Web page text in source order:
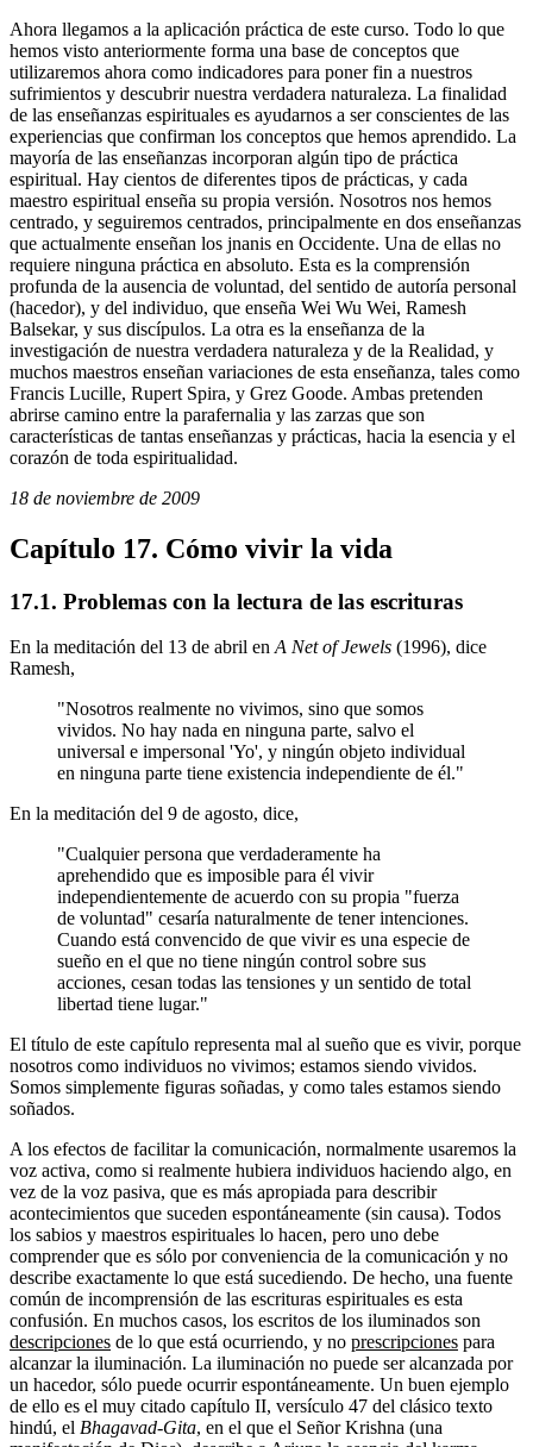
Ahora llegamos a la aplicación práctica de este curso. Todo lo que
hemos visto anteriormente forma una base de conceptos que
utilizaremos ahora como indicadores para poner fin a nuestros
sufrimientos y descubrir nuestra verdadera naturaleza. La finalidad
de las enseñanzas espirituales es ayudarnos a ser conscientes de las
experiencias que confirman los conceptos que hemos aprendido. La
mayoría de las enseñanzas incorporan algún tipo de práctica
espiritual. Hay cientos de diferentes tipos de prácticas, y cada
maestro espiritual enseña su propia versión. Nosotros nos hemos
centrado, y seguiremos centrados, principalmente en dos enseñanzas
que actualmente enseñan los jnanis en Occidente. Una de ellas no
requiere ninguna práctica en absoluto. Esta es la comprensión
profunda de la ausencia de voluntad, del sentido de autoría personal
(hacedor), y del individuo, que enseña Wei Wu Wei, Ramesh
Balsekar, y sus discípulos. La otra es la enseñanza de la
investigación de nuestra verdadera naturaleza y de la Realidad, y
muchos maestros enseñan variaciones de esta enseñanza, tales como
Francis Lucille, Rupert Spira, y Grez Goode. Ambas pretenden
abrirse camino entre la parafernalia y las zarzas que son
características de tantas enseñanzas y prácticas, hacia la esencia y el
corazón de toda espiritualidad.
18 de noviembre de 2009
Capítulo 17. Cómo vivir la vida
17.1. Problemas con la lectura de las escrituras
En la meditación del 13 de abril en A Net of Jewels (1996), dice
Ramesh,
"Nosotros realmente no vivimos, sino que somos
vividos. No hay nada en ninguna parte, salvo el
universal e impersonal 'Yo', y ningún objeto individual
en ninguna parte tiene existencia independiente de él."
En la meditación del 9 de agosto, dice,
"Cualquier persona que verdaderamente ha
aprehendido que es imposible para él vivir
independientemente de acuerdo con su propia "fuerza
de voluntad" cesaría naturalmente de tener intenciones.
Cuando está convencido de que vivir es una especie de
sueño en el que no tiene ningún control sobre sus
acciones, cesan todas las tensiones y un sentido de total
libertad tiene lugar."
El título de este capítulo representa mal al sueño que es vivir, porque
nosotros como individuos no vivimos; estamos siendo vividos.
Somos simplemente figuras soñadas, y como tales estamos siendo
soñados.
A los efectos de facilitar la comunicación, normalmente usaremos la
voz activa, como si realmente hubiera individuos haciendo algo, en
vez de la voz pasiva, que es más apropiada para describir
acontecimientos que suceden espontáneamente (sin causa). Todos
los sabios y maestros espirituales lo hacen, pero uno debe
comprender que es sólo por conveniencia de la comunicación y no
describe exactamente lo que está sucediendo. De hecho, una fuente
común de incomprensión de las escrituras espirituales es esta
confusión. En muchos casos, los escritos de los iluminados son
descripciones de lo que está ocurriendo, y no prescripciones para
alcanzar la iluminación. La iluminación no puede ser alcanzada por
un hacedor, sólo puede ocurrir espontáneamente. Un buen ejemplo
de ello es el muy citado capítulo II, versículo 47 del clásico texto
hindú, el Bhagavad-Gita, en el que el Señor Krishna (una